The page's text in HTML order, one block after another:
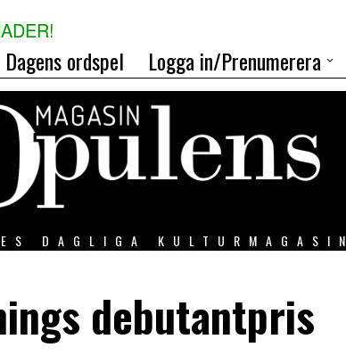
Dagens ordspel Logga in/Prenumerera
DAGLIGA KULTURMAGASIN
debutantpris